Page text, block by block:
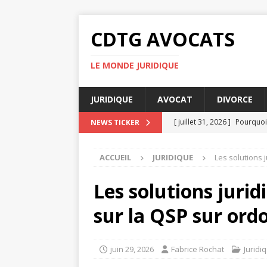
CDTG AVOCATS
LE MONDE JURIDIQUE
JURIDIQUE AVOCAT DIVORCE
NEWS TICKER [ juillet 31, 2026 ]
[ juillet 23, 2026 ] Taxe
[ juillet 19, 2026 ]
[ août 4, 2026 ]
UFR
ACCUEIL JURIDIQUE Les solutions
Les solutions
sur la QSP sur
juin 29, 2026 Fabrice Rochat